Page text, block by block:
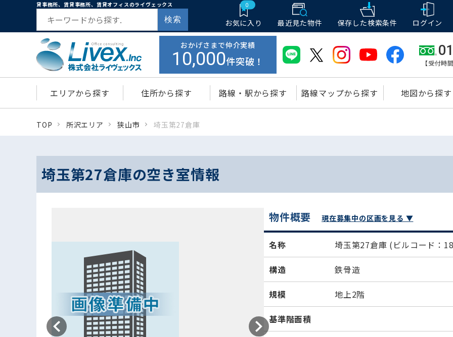
貸事務所、賃貸事務所、賃貸オフィスのライヴェックス
検索
0
お気に入り 最近見た物件 保存した検索条件 ログイン
おかげさまで仲介実績
10,000件突破！ 【受付時
エリアから探す 住所から探す 路線・駅から探す 路線マップから探す 地図から探す
TOP 所沢エリア 狭山市 埼玉第27倉庫
埼玉第27倉庫の空き室情報
物件概要 現在募集中の区画を見る ▼
名称 埼玉第27倉庫 (ビルコード：
構造 鉄骨造
規模 地上2階
基準階面積